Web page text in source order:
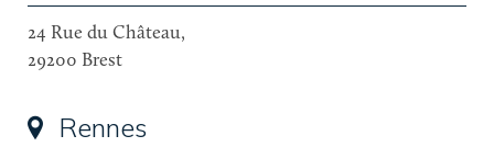
24 Rue du Château,
29200 Brest
Rennes